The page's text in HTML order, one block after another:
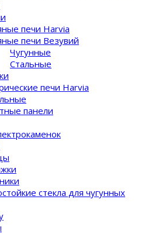
печи Harvia
печи Везувий
Чугунные
Стальные
печи Harvia
панели
стекла для чугунных